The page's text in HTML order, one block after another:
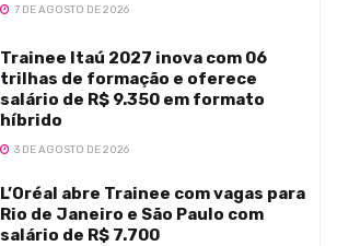
7 DE AGOSTO DE 2026
Trainee Itaú 2027 inova com 06
trilhas de formação e oferece
salário de R$ 9.350 em formato
híbrido
3 DE AGOSTO DE 2026
L’Oréal abre Trainee com vagas para
Rio de Janeiro e São Paulo com
salário de R$ 7.700